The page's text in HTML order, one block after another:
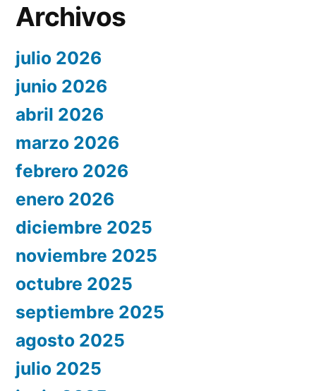
Archivos
julio 2026
junio 2026
abril 2026
marzo 2026
febrero 2026
enero 2026
diciembre 2025
noviembre 2025
octubre 2025
septiembre 2025
agosto 2025
julio 2025